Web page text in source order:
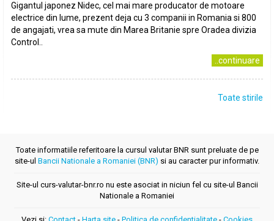
Gigantul japonez Nidec, cel mai mare producator de motoare
electrice din lume, prezent deja cu 3 companii in Romania si 800
de angajati, vrea sa mute din Marea Britanie spre Oradea divizia
Control..
..continuare
Toate stirile
Toate informatiile referitoare la cursul valutar BNR sunt preluate de pe
site-ul Bancii Nationale a Romaniei (BNR) si au caracter pur informativ.
Site-ul curs-valutar-bnr.ro nu este asociat in niciun fel cu site-ul Bancii
Nationale a Romaniei